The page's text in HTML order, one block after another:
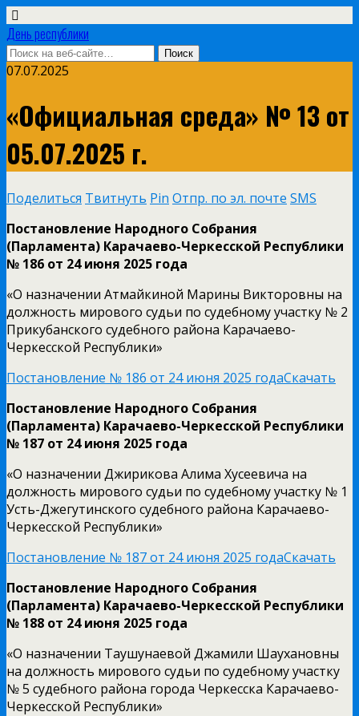
День республики
07.07.2025
«Официальная среда» № 13 от
05.07.2025 г.
Поделиться Твитнуть Pin Отпр. по эл. почте SMS
Постановление Народного Собрания
(Парламента) Карачаево-Черкесской Республики
№ 186 от 24 июня 2025 года
«О назначении Атмайкиной Марины Викторовны на
должность мирового судьи по судебному участку № 2
Прикубанского судебного района Карачаево-
Черкесской Республики»
Постановление № 186 от 24 июня 2025 годаСкачать
Постановление Народного Собрания
(Парламента) Карачаево-Черкесской Республики
№ 187 от 24 июня 2025 года
«О назначении Джирикова Алима Хусеевича на
должность мирового судьи по судебному участку № 1
Усть-Джегутинского судебного района Карачаево-
Черкесской Республики»
Постановление № 187 от 24 июня 2025 годаСкачать
Постановление Народного Собрания
(Парламента) Карачаево-Черкесской Республики
№ 188 от 24 июня 2025 года
«О назначении Таушунаевой Джамили Шаухановны
на должность мирового судьи по судебному участку
№ 5 судебного района города Черкесска Карачаево-
Черкесской Республики»